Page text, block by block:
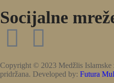
Socijalne
Copyright © 2023 Medžlis Islamske
pridržana. Developed by: Futura